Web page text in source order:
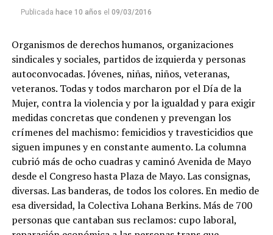
Publicada hace 10 años el 09/03/2016
Organismos de derechos humanos, organizaciones
sindicales y sociales, partidos de izquierda y personas
autoconvocadas. Jóvenes, niñas, niños, veteranas,
veteranos. Todas y todos marcharon por el Día de la
Mujer, contra la violencia y por la igualdad y para exigir
medidas concretas que condenen y prevengan los
crímenes del machismo: femicidios y travesticidios que
siguen impunes y en constante aumento. La columna
cubrió más de ocho cuadras y caminó Avenida de Mayo
desde el Congreso hasta Plaza de Mayo. Las consignas,
diversas. Las banderas, de todos los colores. En medio de
esa diversidad, la Colectiva Lohana Berkins. Más de 700
personas que cantaban sus reclamos: cupo laboral,